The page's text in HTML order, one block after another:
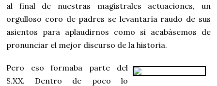
al final de nuestras magistrales actuaciones, un
orgulloso coro de padres se levantaría raudo de sus
asientos para aplaudirnos como si acabásemos de
pronunciar el mejor discurso de la historia.
Pero eso formaba parte del
S.XX. Dentro de poco lo